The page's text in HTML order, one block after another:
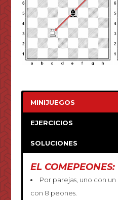
MINIJUEGOS
EJERCICIOS
SOLUCIONES
EL COMEPEONES:
Por parejas, uno con
con 8 peones.